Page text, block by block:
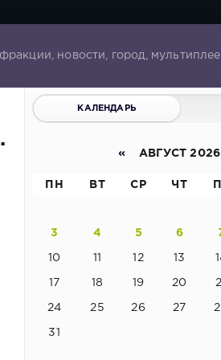
новости, город,
КАЛЕНДАРЬ
« АВГУСТ
ПН ВТ СР ЧТ
3 4 5 6
10 11 12 13
17 18 19 20
24 25 26 27
31